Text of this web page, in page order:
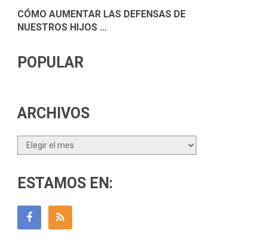
CÓMO AUMENTAR LAS DEFENSAS DE
NUESTROS HIJOS …
POPULAR
ARCHIVOS
Archivos
ESTAMOS EN: